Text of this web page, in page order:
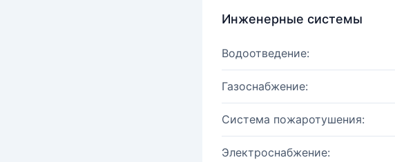
Инженерные системы
Водоотведение:
Газоснабжение:
Система пожаротушения:
Электроснабжение: